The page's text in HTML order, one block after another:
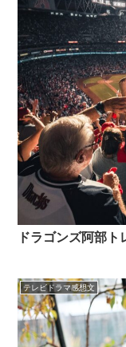
ドラゴンズ阿部
テレビドラマ感想文